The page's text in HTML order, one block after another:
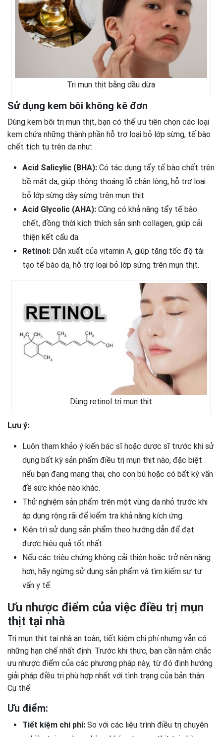
Trị mụn thịt bằng dầu dừa
Sử dụng kem bôi không kê đơn
Dùng kem bôi trị mụn thịt, bạn có thể ưu tiên chọn các loại
kem chứa những thành phần hỗ trợ loại bỏ lớp sừng, tế bào
chết tích tụ trên da như:
Acid Salicylic (BHA): Có tác dụng tẩy tế bào chết trên
bề mặt da, giúp thông thoáng lỗ chân lông, hỗ trợ loại
bỏ lớp sừng dày sừng trên mụn thịt.
Acid Glycolic (AHA): Cũng có khả năng tẩy tế bào
chết, đồng thời kích thích sản sinh collagen, giúp cải
thiện kết cấu da.
Retinol: Dẫn xuất của vitamin A, giúp tăng tốc độ tái
tạo tế bào da, hỗ trợ loại bỏ lớp sừng trên mụn thịt.
Dùng retinol trị mụn thịt
Lưu ý:
Luôn tham khảo ý kiến bác sĩ hoặc dược sĩ trước khi sử
dụng bất kỳ sản phẩm điều trị mụn thịt nào, đặc biệt
nếu bạn đang mang thai, cho con bú hoặc có bất kỳ vấn
đề sức khỏe nào khác.
Thử nghiệm sản phẩm trên một vùng da nhỏ trước khi
áp dụng rộng rãi để kiểm tra khả năng kích ứng.
Kiên trì sử dụng sản phẩm theo hướng dẫn để đạt
được hiệu quả tốt nhất.
Nếu các triệu chứng không cải thiện hoặc trở nên nặng
hơn, hãy ngừng sử dụng sản phẩm và tìm kiếm sự tư
vấn y tế.
Ưu nhược điểm của việc điều trị mụn
thịt tại nhà
Trị mụn thịt tại nhà an toàn, tiết kiệm chi phí nhưng vẫn có
những hạn chế nhất định. Trước khi thực, bạn cần nắm chắc
ưu nhược điểm của các phương pháp này, từ đó định hướng
giải pháp điều trị phù hợp nhất với tình trạng của bản thân.
Cụ thể:
Ưu điểm:
Tiết kiệm chi phí: So với các liệu trình điều trị chuyên